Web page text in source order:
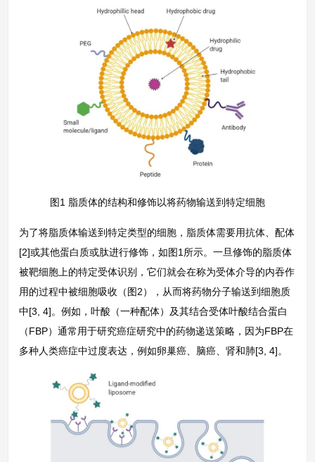
图1 脂质体的结构和修饰以将药物输送到特定细胞
为了将脂质体输送到特定类型的细胞，脂质体需要用抗体、配体
[2]或其他蛋白质或肽进行修饰，如图1所示。一旦修饰的脂质体
被靶细胞上的特定受体识别，它们就会在称为受体介导的内吞作
用的过程中被细胞吸收（图2），从而将药物分子输送到细胞质
中[3, 4]。例如，叶酸（一种配体）及其结合受体叶酸结合蛋白
（FBP）通常用于研究癌症研究中的药物递送策略，因为FBP在
多种人类癌症中过度表达，例如卵巢癌、脑癌、肾和肺[3, 4]。